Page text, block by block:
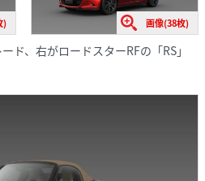
) 画像(38枚)
ド、右がロードスターRFの「RS」